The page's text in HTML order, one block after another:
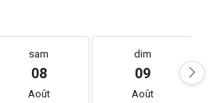
sam
08
Août
dim
09
Août